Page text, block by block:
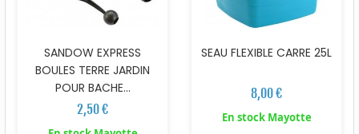
SANDOW EXPRESS
BOULES TERRE JARDIN
POUR BACHE...
2,50 €
SEAU FLEXIBLE CARRE 25L
8,00 €
En stock Mayotte